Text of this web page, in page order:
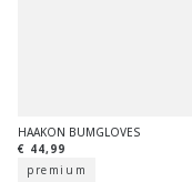
HAAKON BUMGLOVES
€ 44,99
premium